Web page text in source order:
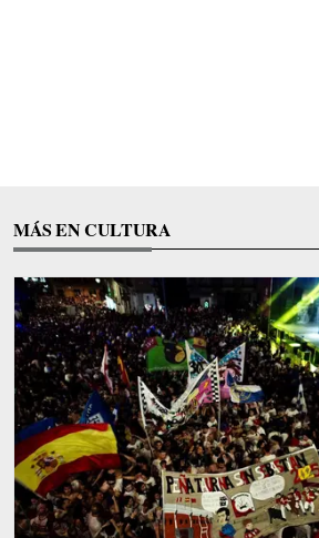
MÁS EN CULTURA